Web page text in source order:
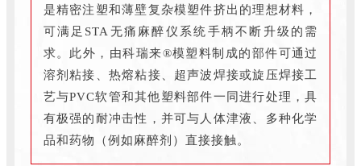
是精密注塑和薄壁复杂模塑件挤出的理想材料，
可满足STA无痛麻醉仪系统手柄不断升级的需
求。此外，由科瑞来®模塑料制成的部件可通过
溶剂粘接、热熔粘接、超声波焊接或旋压焊接工
艺与PVC软管和其他塑料部件一同进行处理，具
有极强的耐冲击性，并可与人体津液、多种化学
品和药物（例如麻醉剂）直接接触。